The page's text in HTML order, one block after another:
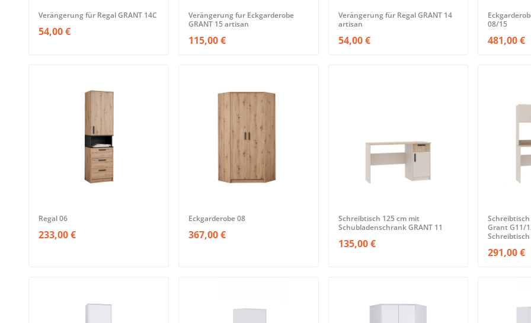
Verängerung für Regal GRANT 14C
54,00 €
Verängerung fur Eckgarderobe
GRANT 15 artisan
115,00 €
Verängerung für Regal GRANT 14
artisan
54,00 €
08/15
481,00 €
Regal 06
233,00 €
Eckgarderobe 08
367,00 €
Schreibtisch 125 cm mit
Schubladenschrank GRANT 11
135,00 €
Grant G11/
Schreibtisch
291,00 €